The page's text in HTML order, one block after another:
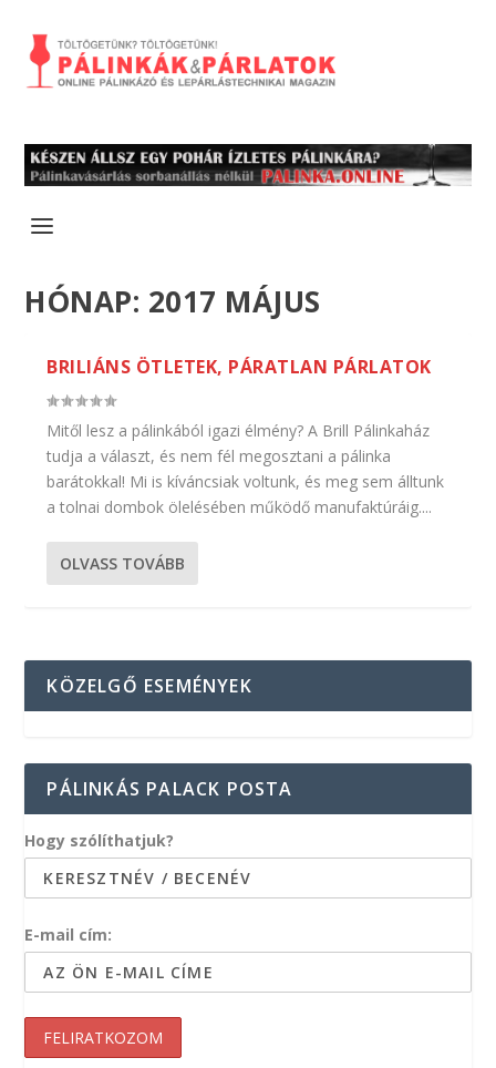
HÓNAP: 2017 MÁJUS
BRILIÁNS ÖTLETEK, PÁRATLAN PÁRLATOK
Mitől lesz a pálinkából igazi élmény? A Brill Pálinkaház
tudja a választ, és nem fél megosztani a pálinka
barátokkal! Mi is kíváncsiak voltunk, és meg sem álltunk
a tolnai dombok ölelésében működő manufaktúráig....
OLVASS TOVÁBB
KÖZELGŐ ESEMÉNYEK
PÁLINKÁS PALACK POSTA
Hogy szólíthatjuk?
E-mail cím: